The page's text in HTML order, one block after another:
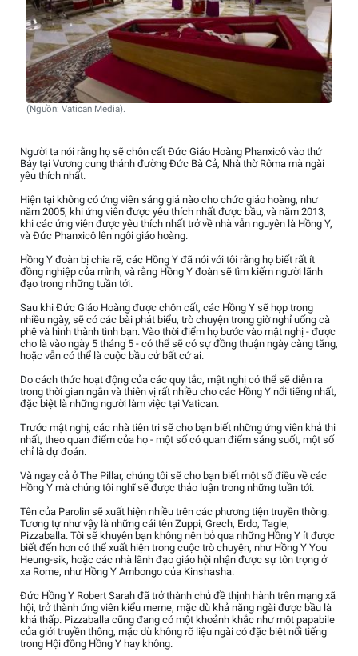
(Nguồn: Vatican Media).
Người ta nói rằng họ sẽ chôn cất Đức Giáo Hoàng Phanxicô vào thứ
Bảy tại Vương cung thánh đường Đức Bà Cả, Nhà thờ Rôma mà ngài
yêu thích nhất.
Hiện tại không có ứng viên sáng giá nào cho chức giáo hoàng, như
năm 2005, khi ứng viên được yêu thích nhất được bầu, và năm 2013,
khi các ứng viên được yêu thích nhất trở về nhà vẫn nguyên là Hồng Y,
và Đức Phanxicô lên ngôi giáo hoàng.
Hồng Y đoàn bị chia rẽ, các Hồng Y đã nói với tôi rằng họ biết rất ít
đồng nghiệp của mình, và rằng Hồng Y đoàn sẽ tìm kiếm người lãnh
đạo trong những tuần tới.
Sau khi Đức Giáo Hoàng được chôn cất, các Hồng Y sẽ họp trong
nhiều ngày, sẽ có các bài phát biểu, trò chuyện trong giờ nghỉ uống cà
phê và hình thành tình bạn. Vào thời điểm họ bước vào mật nghị - được
cho là vào ngày 5 tháng 5 - có thể sẽ có sự đồng thuận ngày càng tăng,
hoặc vẫn có thể là cuộc bầu cử bất cứ ai.
Do cách thức hoạt động của các quy tắc, mật nghị có thể sẽ diễn ra
trong thời gian ngắn và thiên vị rất nhiều cho các Hồng Y nổi tiếng nhất,
đặc biệt là những người làm việc tại Vatican.
Trước mật nghị, các nhà tiên tri sẽ cho bạn biết những ứng viên khả thi
nhất, theo quan điểm của họ - một số có quan điểm sáng suốt, một số
chỉ là dự đoán.
Và ngay cả ở The Pillar, chúng tôi sẽ cho bạn biết một số điều về các
Hồng Y mà chúng tôi nghĩ sẽ được thảo luận trong những tuần tới.
Tên của Parolin sẽ xuất hiện nhiều trên các phương tiện truyền thông.
Tương tự như vậy là những cái tên Zuppi, Grech, Erdo, Tagle,
Pizzaballa. Tôi sẽ khuyên bạn không nên bỏ qua những Hồng Y ít được
biết đến hơn có thể xuất hiện trong cuộc trò chuyện, như Hồng Y You
Heung-sik, hoặc các nhà lãnh đạo giáo hội nhận được sự tôn trọng ở
xa Rome, như Hồng Y Ambongo của Kinshasha.
Đức Hồng Y Robert Sarah đã trở thành chủ đề thịnh hành trên mạng xã
hội, trở thành ứng viên kiểu meme, mặc dù khả năng ngài được bầu là
khá thấp. Pizzaballa cũng đang có một khoảnh khắc như một papabile
của giới truyền thông, mặc dù không rõ liệu ngài có đặc biệt nổi tiếng
trong Hội đồng Hồng Y hay không.